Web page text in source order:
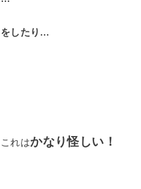
をしたり…
れはかなり怪しい！